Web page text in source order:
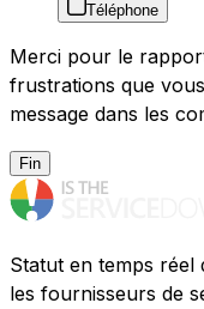
Téléphone
Merci pour le
frustrations que
message dans les
Fin
Statut en temps réel
les fournisseurs de